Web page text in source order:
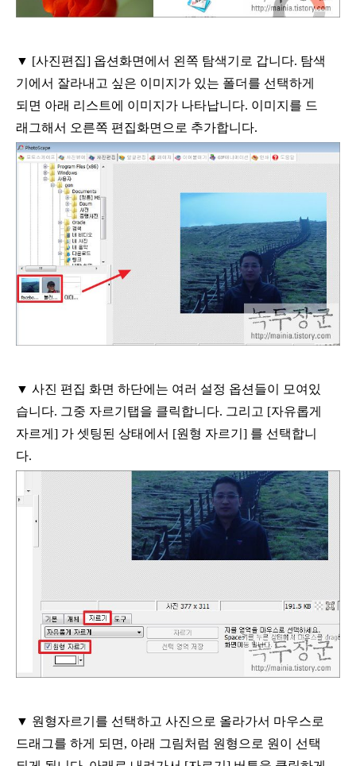
▼ [사진편집] 옵션화면에서 왼쪽 탐색기로 갑니다. 탐색
기에서 잘라내고 싶은 이미지가 있는 폴더를 선택하게
되면 아래 리스트에 이미지가 나타납니다. 이미지를 드
래그해서 오른쪽 편집화면으로 추가합니다.
▼ 사진 편집 화면 하단에는 여러 설정 옵션들이 모여있
습니다. 그중 자르기탭을 클릭합니다. 그리고 [자유롭게
자르게 ] 가 셋팅된 상태에서 [원형 자르기 ] 를 선택합니
다.
▼ 원형자르기를 선택하고 사진으로 올라가서 마우스로
드래그를 하게 되면 , 아래 그림처럼 원형으로 원이 선택